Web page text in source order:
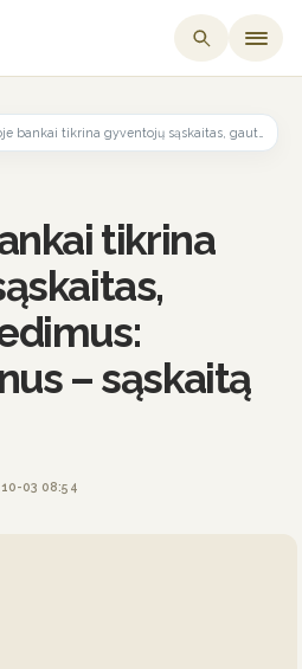
tikrina
– sąskaitą
03 08:54